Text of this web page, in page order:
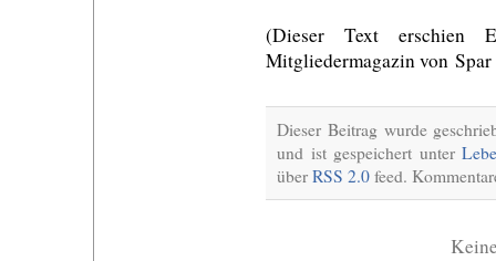
(Dieser Text erschien
Mitgliedermagazin von Spar
Dieser Beitrag wurde
und ist gespeichert unter
über RSS 2.0 feed.